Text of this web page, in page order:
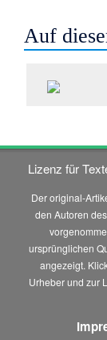
Auf
Lizenz für
Der original-
den Autoren
ursprünglichen
angezeigt.
Urheber und zur